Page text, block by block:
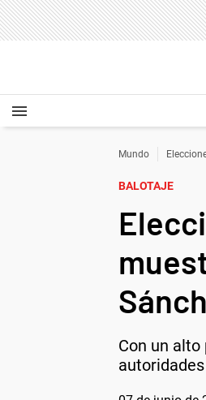
Mundo
BALOTAJE
Con un